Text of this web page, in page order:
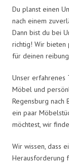
Du planst einen
nach einem
Dann bist du bei
richtig! Wir bieten
für deinen
Unser erfahrenes
Möbel und
Regensburg nach
ein paar
möchtest, wir
Wir wissen, dass
Herausforderung